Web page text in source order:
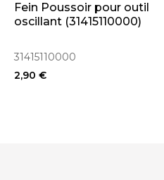
Fein Poussoir pour outil
oscillant (31415110000)
31415110000
2,90 €